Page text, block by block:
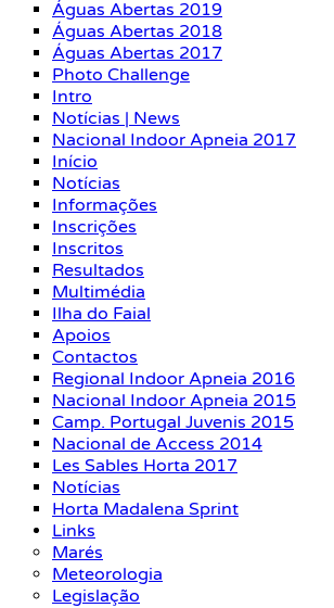
Águas Abertas 2019
Águas Abertas 2018
Águas Abertas 2017
Photo Challenge
Intro
Notícias | News
Nacional Indoor Apneia 2017
Início
Notícias
Informações
Inscrições
Inscritos
Resultados
Multimédia
Ilha do Faial
Apoios
Contactos
Regional Indoor Apneia 2016
Nacional Indoor Apneia 2015
Camp. Portugal Juvenis 2015
Nacional de Access 2014
Les Sables Horta 2017
Notícias
Horta Madalena Sprint
Links
Marés
Meteorologia
Legislação